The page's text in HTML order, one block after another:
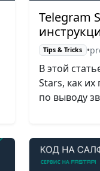
Telegram
Tips & Tricks •
В этой
Stars, как
по выводу